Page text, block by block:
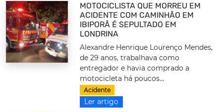
MOTOCICLISTA QUE MORREU EM
ACIDENTE COM CAMINHÃO EM
IBIPORÃ É SEPULTADO EM
LONDRINA
Alexandre Henrique Lourenço Mendes,
de 29 anos, trabalhava como
entregador e havia comprado a
motocicleta há poucos...
Acidente
Ler artigo